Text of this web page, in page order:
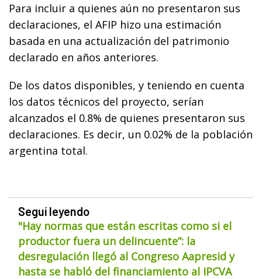
Para incluir a quienes aún no presentaron sus
declaraciones, el AFIP hizo una estimación
basada en una actualización del patrimonio
declarado en años anteriores.
De los datos disponibles, y teniendo en cuenta
los datos técnicos del proyecto, serían
alcanzados el 0.8% de quienes presentaron sus
declaraciones. Es decir, un 0.02% de la población
argentina total.
Seguí leyendo
"Hay normas que están escritas como si el
productor fuera un delincuente”: la
desregulación llegó al Congreso Aapresid y
hasta se habló del financiamiento al IPCVA